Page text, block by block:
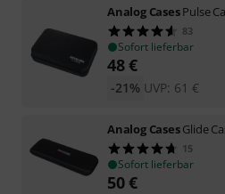
Analog CasesPulse
83
Sofort lieferbar
48€
UVP: 61 €
-21%
Analog CasesGlide
15
Sofort lieferbar
50€